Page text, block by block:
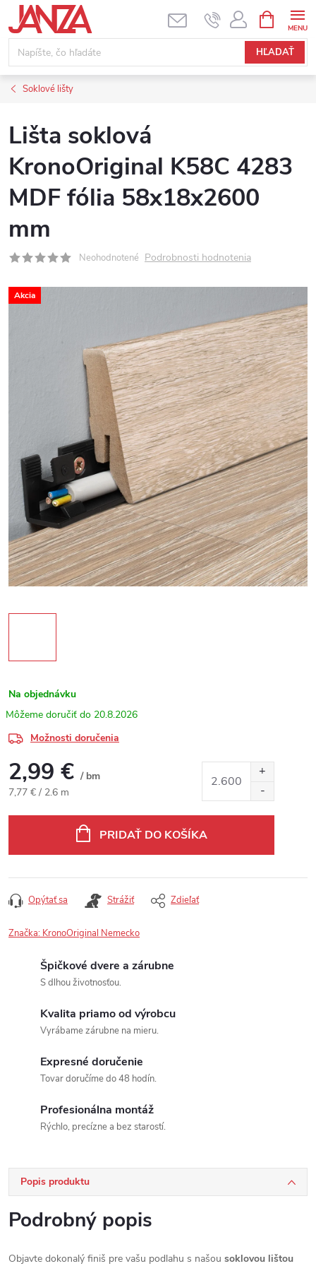
Prejsť na obsah
HĽADAŤ
Soklové lišty
Lišta soklová
KronoOriginal K58C 4283
MDF fólia 58x18x2600
mm
Neohodnotené Podrobnosti hodnotenia
Akcia
Na objednávku
20.8.2026
Možnosti doručenia
2,99 € / bm
Jednotková cena:
7,77 € / 2.6 m
PRIDAŤ DO KOŠÍKA
Opýtať sa Strážiť Zdieľať
Značka: KronoOriginal Nemecko
Špičkové dvere a zárubne
S dlhou životnosťou.
Kvalita priamo od výrobcu
Vyrábame zárubne na mieru.
Expresné doručenie
Tovar doručíme do 48 hodín.
Profesionálna montáž
Rýchlo, precízne a bez starostí.
Popis produktu
Podrobný popis
Objavte dokonalý finiš pre vašu podlahu s našou soklovou lištou